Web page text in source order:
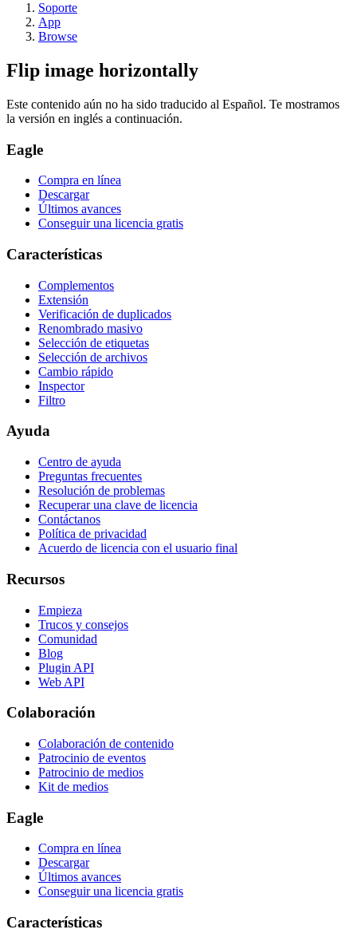
Soporte
App
Browse
Flip image horizontally
Este contenido aún no ha sido traducido al Español. Te mostramos
la versión en inglés a continuación.
Eagle
Compra en línea
Descargar
Últimos avances
Conseguir una licencia gratis
Características
Complementos
Extensión
Verificación de duplicados
Renombrado masivo
Selección de etiquetas
Selección de archivos
Cambio rápido
Inspector
Filtro
Ayuda
Centro de ayuda
Preguntas frecuentes
Resolución de problemas
Recuperar una clave de licencia
Contáctanos
Política de privacidad
Acuerdo de licencia con el usuario final
Recursos
Empieza
Trucos y consejos
Comunidad
Blog
Plugin API
Web API
Colaboración
Colaboración de contenido
Patrocinio de eventos
Patrocinio de medios
Kit de medios
Eagle
Compra en línea
Descargar
Últimos avances
Conseguir una licencia gratis
Características